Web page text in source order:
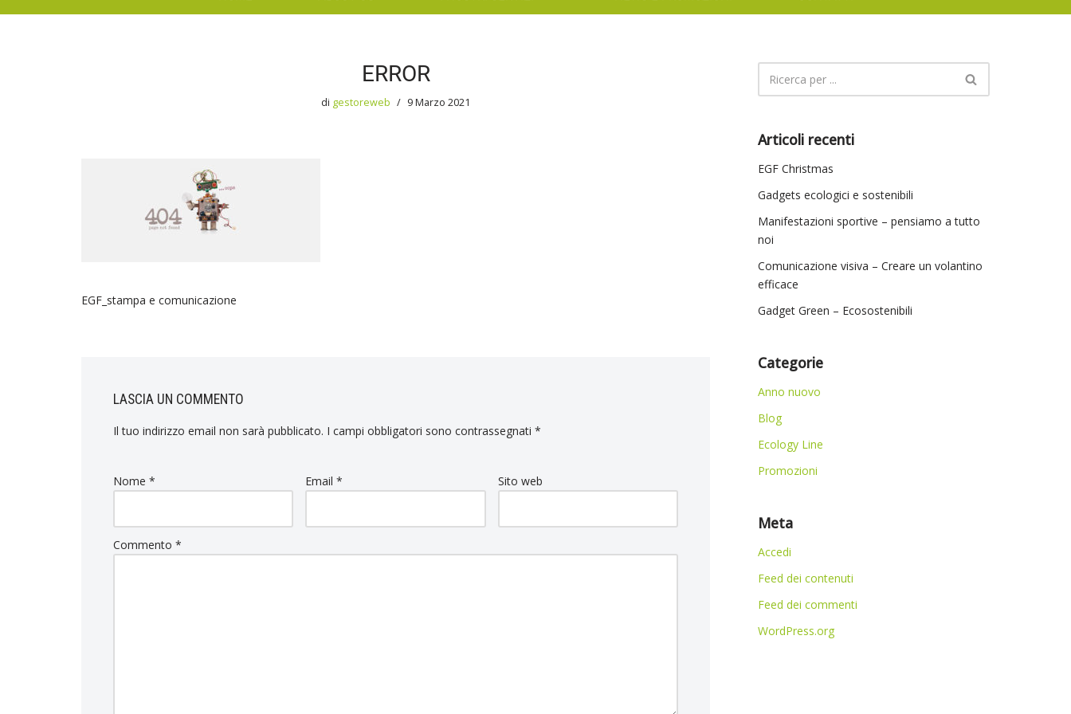
ERROR
di gestoreweb 9 Marzo 2021
EGF_stampa e comunicazione
LASCIA UN COMMENTO
Il tuo indirizzo email non sarà pubblicato. I campi obbligatori sono contrassegnati *
Nome * Email* Sito web
Commento *
Articoli recenti
EGF Christmas
Gadgets ecologici e sostenibili
Manifestazioni sportive – pensiamo a tutto
noi
Comunicazione visiva – Creare un volantino
efficace
Gadget Green – Ecosostenibili
Categorie
Anno nuovo
Blog
Ecology Line
Promozioni
Meta
Accedi
Feed dei contenuti
Feed dei commenti
WordPress.org